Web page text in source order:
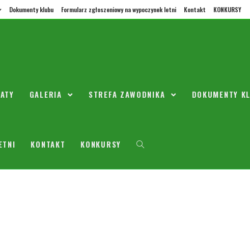
Dokumenty klubu Formularz zgłoszeniowy na wypoczynek letni Kontakt KONKURSY
GALERIA STREFA ZAWODNIKA DOKUMENTY
KONTAKT KONKURSY
na naszym boisku.